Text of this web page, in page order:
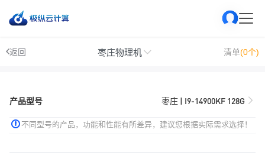
返回 枣庄物理机 清单(0个)
产品型号 枣庄 | I9-14900KF 128G
不同型号的产品，功能和性能有所差异，建议您根据实际需求选择！